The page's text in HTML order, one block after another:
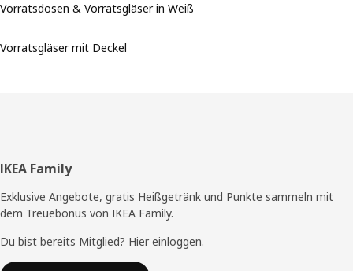
Vorratsdosen & Vorratsgläser in Weiß
Vorratsgläser mit Deckel
Fußzeile
IKEA Family
Exklusive Angebote, gratis Heißgetränk und Punkte sammeln mit
dem Treuebonus von IKEA Family.
Du bist bereits Mitglied? Hier einloggen.